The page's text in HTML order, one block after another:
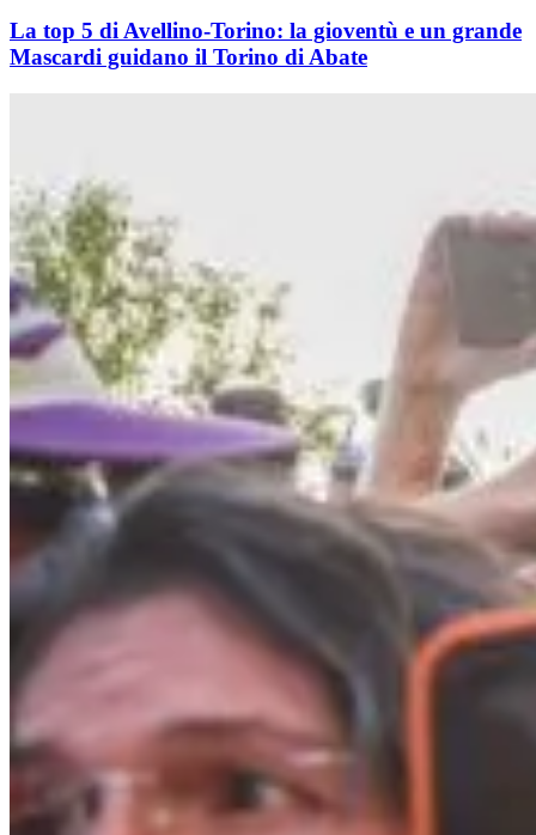
La top 5 di Avellino-Torino: la gioventù e un grande
Mascardi guidano il Torino di Abate